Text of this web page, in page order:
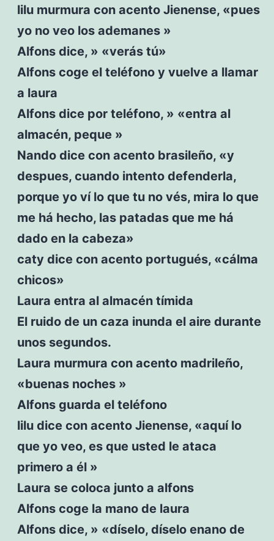
lilu murmura con acento Jienense, «pues
yo no veo los ademanes »
Alfons dice, » «verás tú»
Alfons coge el teléfono y vuelve a llamar
a laura
Alfons dice por teléfono, » «entra al
almacén, peque »
Nando dice con acento brasileño, «y
despues, cuando intento defenderla,
porque yo ví lo que tu no vés, mira lo que
me há hecho, las patadas que me há
dado en la cabeza»
caty dice con acento portugués, «cálma
chicos»
Laura entra al almacén tímida
El ruido de un caza inunda el aire durante
unos segundos.
Laura murmura con acento madrileño,
«buenas noches »
Alfons guarda el teléfono
lilu dice con acento Jienense, «aquí lo
que yo veo, es que usted le ataca
primero a él »
Laura se coloca junto a alfons
Alfons coge la mano de laura
Alfons dice, » «díselo, díselo enano de